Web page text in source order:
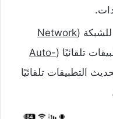
للشبكة (Network
تلقائيًا (Auto-
التطبيقات تلقائيًا